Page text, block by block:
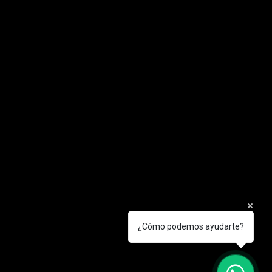
¿Cómo podemos ayudarte?